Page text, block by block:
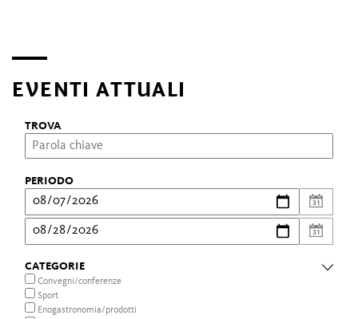
EVENTI ATTUALI
TROVA
PERIODO
CATEGORIE
Convegni/conferenze
Sport
Enogastronomia/prodotti